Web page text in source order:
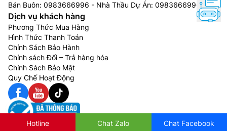
Bán Buôn: 0983666996 - Nhà Thầu Dự Án: 0983666996
Dịch vụ khách hàng
Phương Thức Mua Hàng
Hình Thức Thanh Toán
Chính Sách Bảo Hành
Chính sách Đổi – Trả hàng hóa
Chính Sách Bảo Mật
Quy Chế Hoạt Động
Hotline Chat Zalo Chat Facebook